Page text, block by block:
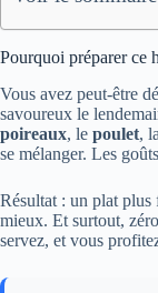
Pourquoi préparer ce
Vous avez peut-être
savoureux le
poireaux, le poulet, la
se mélanger. Les
Résultat : un plat plus
mieux. Et surtout,
servez, et vous